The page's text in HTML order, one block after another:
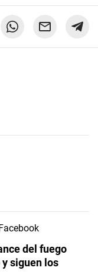
del fuego
y siguen los